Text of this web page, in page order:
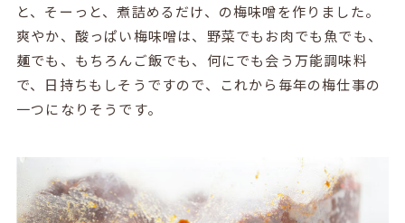
と、そーっと、煮詰めるだけ、の梅味噌を作りました。
爽やか、酸っぱい梅味噌は、野菜でもお肉でも魚でも、
麺でも、もちろんご飯でも、何にでも会う万能調味料
で、日持ちもしそうですので、これから毎年の梅仕事の
一つになりそうです。